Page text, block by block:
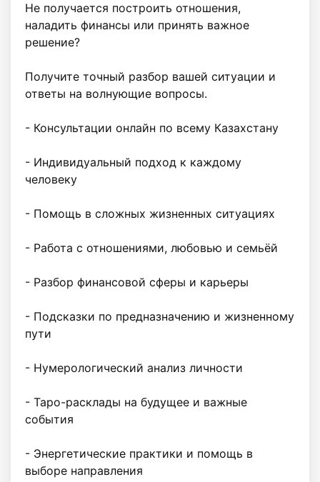
Не получается построить отношения,
наладить финансы или принять важное
решение?
Получите точный разбор вашей ситуации и
ответы на волнующие вопросы.
- Консультации онлайн по всему Казахстану
- Индивидуальный подход к каждому
человеку
- Помощь в сложных жизненных ситуациях
- Работа с отношениями, любовью и семьёй
- Разбор финансовой сферы и карьеры
- Подсказки по предназначению и жизненному
пути
- Нумерологический анализ личности
- Таро-расклады на будущее и важные
события
- Энергетические практики и помощь в
выборе направления